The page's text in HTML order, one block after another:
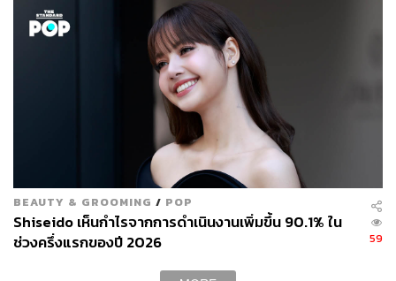
BEAUTY & GROOMING / POP
Shiseido เห็นกำไรจากการดำเนินงานเพิ่มขึ้น 90.1% ใน
ช่วงครึ่งแรกของปี 2026
59